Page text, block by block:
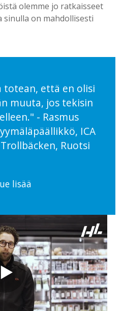
olemme jo ratkaisseet
sinulla on mahdollisesti
totean, että en olisi
muuta, jos tekisin
- Rasmus
ICA
Ruotsi
lisää